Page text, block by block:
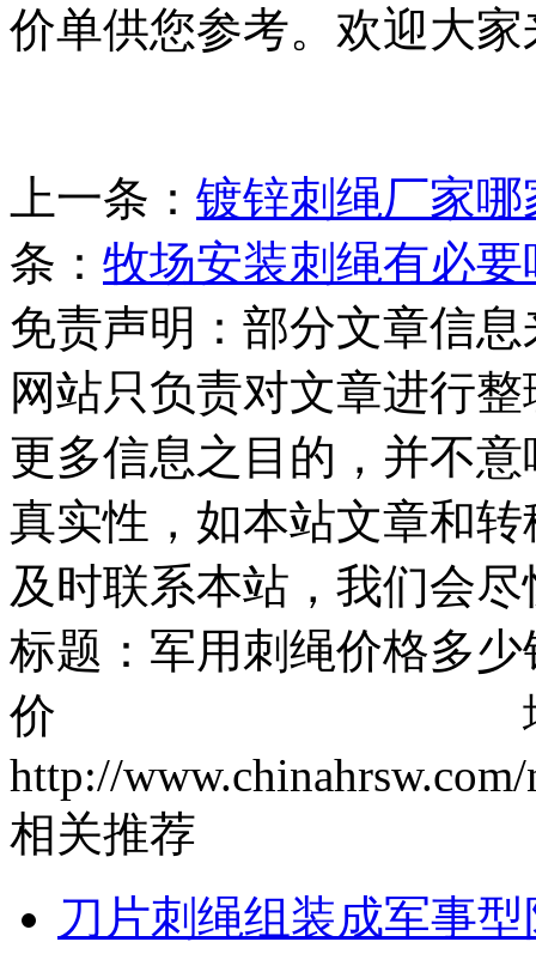
价单供您参考。欢迎大
上一条： 镀锌刺绳厂家
条： 牧场安装刺绳有必要
免责声明：部分文章信
网站只负责对文章进行
更多信息之目的，并不
真实性，如本站文章和
及时联系本站，我们会
标题：军用刺绳价格多
价 地址
http://
相关推荐
刀片刺绳组装成军事